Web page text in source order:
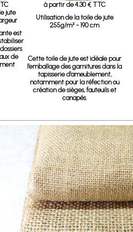
jute
est
de
à partir de 4.30 € TTC
Utilisation de la toile de jute
255g/m² - 190 cm
Cette toile de jute est idéale pour
l’emballage des garnitures dans la
tapisserie d’ameublement,
notamment pour la réfection ou
création de sièges, fauteuils et
canapés.